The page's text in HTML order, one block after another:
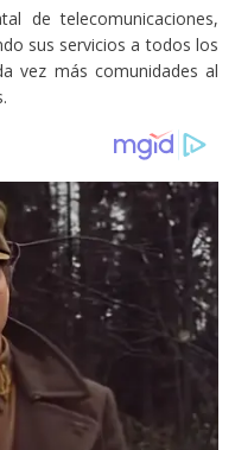
de telecomunicaciones,
sus servicios a todos los
vez más comunidades al